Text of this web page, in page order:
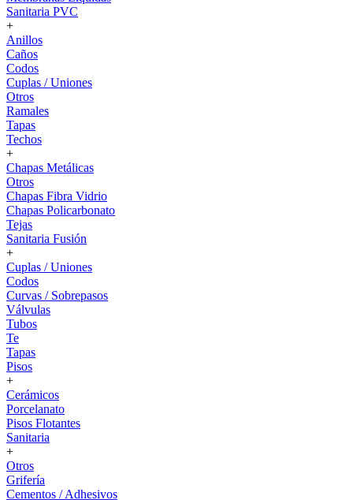
Sanitaria PVC
+
Anillos
Caños
Codos
Cuplas / Uniones
Otros
Ramales
Tapas
Techos
+
Chapas Metálicas
Otros
Chapas Fibra Vidrio
Chapas Policarbonato
Tejas
Sanitaria Fusión
+
Cuplas / Uniones
Codos
Curvas / Sobrepasos
Válvulas
Tubos
Te
Tapas
Pisos
+
Cerámicos
Porcelanato
Pisos Flotantes
Sanitaria
+
Otros
Grifería
Cementos / Adhesivos